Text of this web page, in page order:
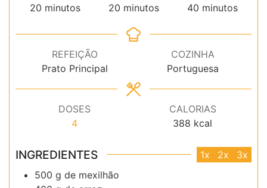
20minutos
minutos
20minutos
minutos
40minutos
minutos
REFEIÇÃO
Prato Principal
COZINHA
Portuguesa
DOSES
4
CALORIAS
388 kcal
INGREDIENTES 1x 2x
3x
500 g de mexilhão